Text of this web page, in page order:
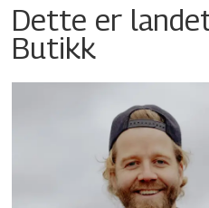
Dette er
Butikk